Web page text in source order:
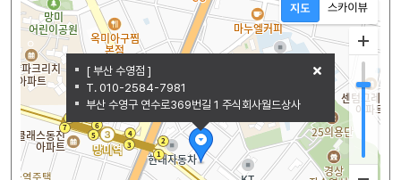
[ 부산 수영점 ]
T. 010-2584-7981
부산 수영구 연수로369번길 1 주식회사월드상사